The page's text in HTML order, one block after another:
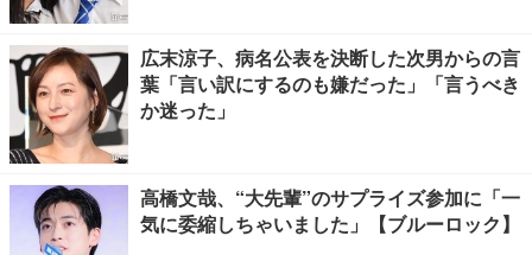
広末涼子、病名公表を決断した次男からの言
葉「言い訳にするのも嫌だった」「言うべき
か迷った」
高橋文哉、“大先輩”のサプライズ参加に「一
気に委縮しちゃいました」【ブルーロック】